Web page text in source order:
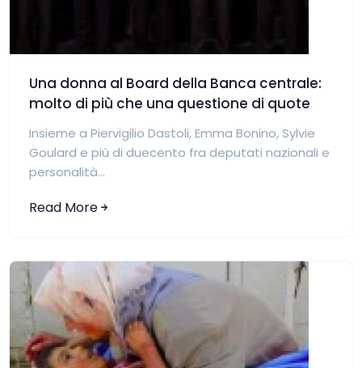
Una donna al Board della Banca centrale:
molto di più che una questione di quote
Insieme a Piervigilio Dastoli, Emma Bonino, Sylvie
Goulard e più di duecento fra deputati nazionali e
personalità...
Read More